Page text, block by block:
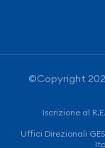
©Copyright
Iscrizione al
Uffici Direzionali